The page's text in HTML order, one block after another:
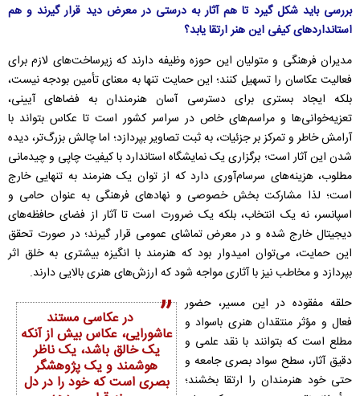
بررسی باید شکل گیرد تا هم آثار به درستی در معرض دید قرار گیرند و هم
استانداردهای کیفی این هنر ارتقا یابد؟
مدیران فرهنگی و متولیان این حوزه وظیفه دارند که زیرساخت‌های لازم برای
فعالیت عکاسان را تسهیل کنند؛ این حمایت تنها به معنای تأمین بودجه نیست،
بلکه ایجاد بستری برای دسترسی آسان هنرمندان به فضاهای آیینی،
تعزیه‌خوانی‌ها و مراسم‌های خاص در سراسر کشور است تا عکاس بتواند با
آرامش خاطر و تمرکز بر جزئیات، به ثبت تصاویر بپردازد؛ اما چالش بزرگ‌تر، دیده
شدن این آثار است؛ برگزاری یک نمایشگاه استاندارد با کیفیت چاپی و چیدمانی
مطلوب، هزینه‌های سرسام‌آوری دارد که از توان یک هنرمند به تنهایی خارج
است؛ لذا مشارکت بخش خصوصی و نهادهای فرهنگی به عنوان حامی و
اسپانسر، نه یک انتخاب، بلکه یک ضرورت است تا آثار از فضای حافظه‌های
دیجیتال خارج شده و در معرض تماشای عمومی قرار گیرند؛ در صورت تحقق
این حمایت، می‌توان امیدوار بود که هنرمند با انگیزه بیشتری به خلق اثر
بپردازد و مخاطب نیز با آثاری مواجه شود که ارزش‌های هنری بالایی دارند.
در عکاسی مستند
عاشورایی، عکاس بیش از آنکه
یک خالق باشد، یک ناظر
هوشمند و یک پژوهشگر
بصری است که خود را در دل
حلقه مفقوده در این مسیر، حضور
فعال و مؤثر منتقدان هنری باسواد و
مطلع است که بتوانند با نقد علمی و
دقیق آثار، سطح سواد بصری جامعه و
حتی خود هنرمندان را ارتقا بخشند؛